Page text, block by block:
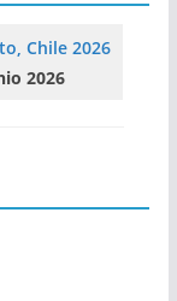
Chile 2026
2026